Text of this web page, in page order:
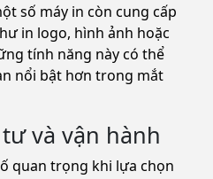
số máy in còn cung cấp
in logo, hình ảnh hoặc
tính năng này có thể
nổi bật hơn trong mắt
và vận hành
quan trọng khi lựa chọn